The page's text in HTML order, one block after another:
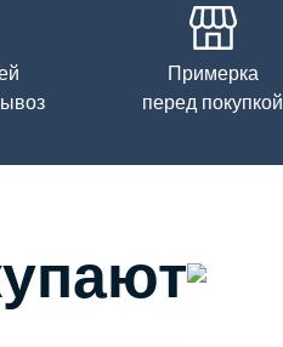
Примерка
перед покупкой